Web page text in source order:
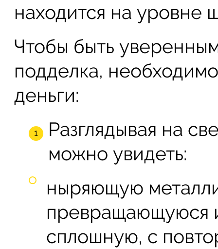
находится на уровне
Чтобы быть
подделка,
деньги:
Разглядывая на
можно увидеть:
ныряющую
превращающуюся
сплошную, с